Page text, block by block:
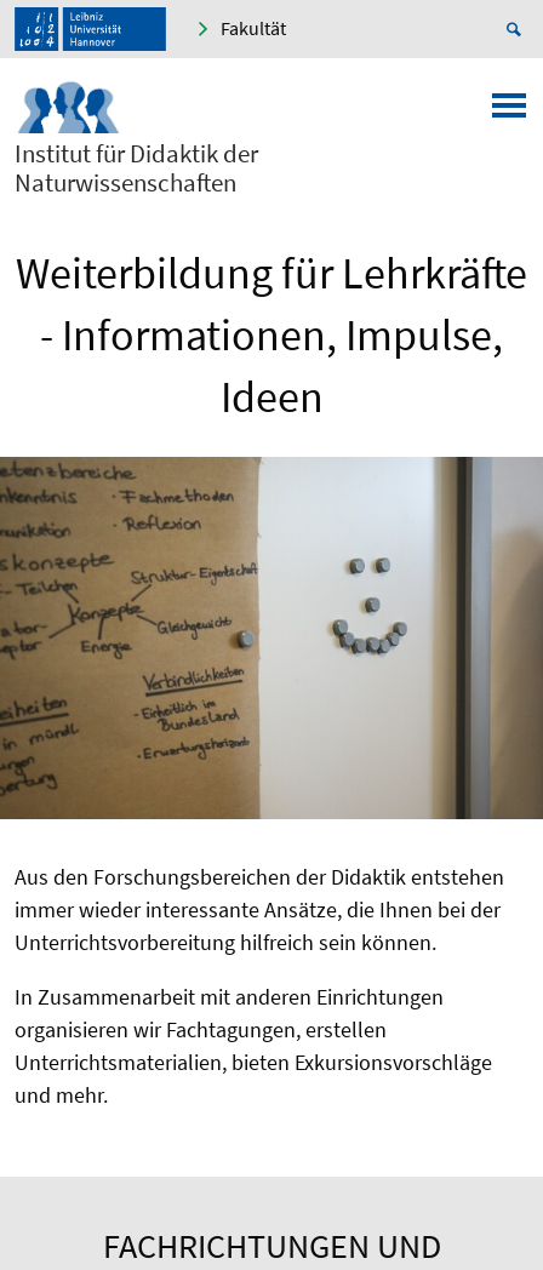
Fakultät
Institut für Didaktik der
Naturwissenschaften
Weiterbildung für Lehrkräfte
- Informationen, Impulse,
Ideen
Aus den Forschungsbereichen der Didaktik entstehen
immer wieder interessante Ansätze, die Ihnen bei der
Unterrichtsvorbereitung hilfreich sein können.
In Zusammenarbeit mit anderen Einrichtungen
organisieren wir Fachtagungen, erstellen
Unterrichtsmaterialien, bieten Exkursionsvorschläge
und mehr.
FACHRICHTUNGEN UND